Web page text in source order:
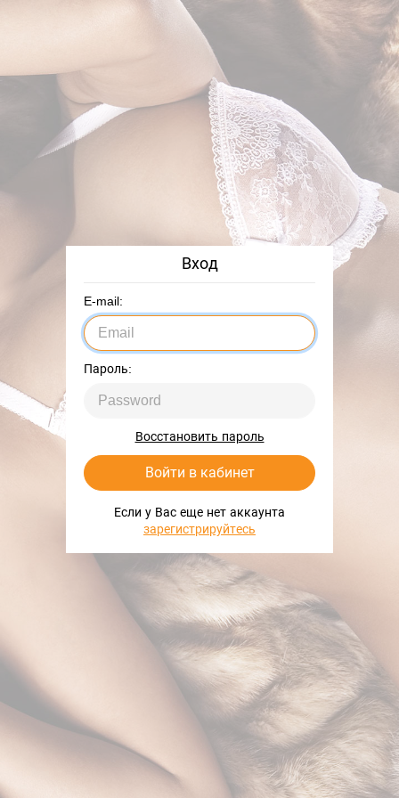
Вход
E-mail:
Пароль:
Восстановить пароль
Войти в кабинет
Если у Вас еще нет аккаунта
зарегистрируйтесь